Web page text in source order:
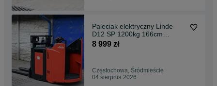
Paleciak elektryczny Linde
D12 SP 1200kg 166cm
2023rok Rydwan FHP 515
8 999 zł
Częstochowa, Śródmieście
04 sierpnia 2026